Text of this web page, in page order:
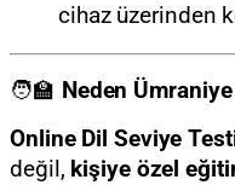
cihaz üzerinden
🧑‍🏫 Neden
Online Dil Seviye
değil, kişiye özel